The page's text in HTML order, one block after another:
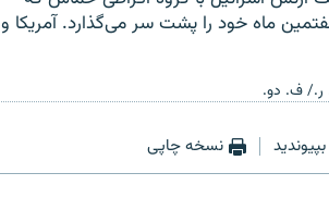
ماه خود را پشت سر می‌گذارد. آمریکا و
ر./ ف. دو.
نسخه چاپی